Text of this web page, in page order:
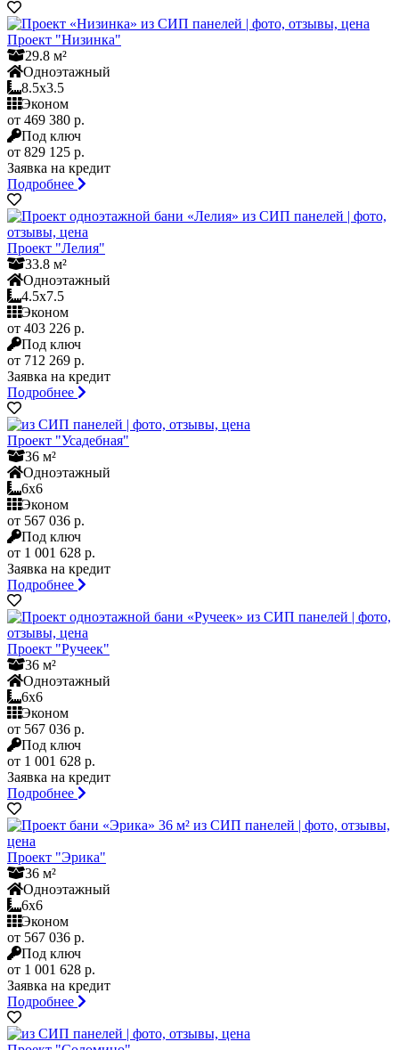
Проект "Низинка"
29.8 м²
Одноэтажный
8.5x3.5
Эконом
от 469 380 р.
Под ключ
от 829 125 р.
Заявка на кредит
Подробнее
Проект "Лелия"
33.8 м²
Одноэтажный
4.5x7.5
Эконом
от 403 226 р.
Под ключ
от 712 269 р.
Заявка на кредит
Подробнее
Проект "Усадебная"
36 м²
Одноэтажный
6x6
Эконом
от 567 036 р.
Под ключ
от 1 001 628 р.
Заявка на кредит
Подробнее
Проект "Ручеек"
36 м²
Одноэтажный
6x6
Эконом
от 567 036 р.
Под ключ
от 1 001 628 р.
Заявка на кредит
Подробнее
Проект "Эрика"
36 м²
Одноэтажный
6x6
Эконом
от 567 036 р.
Под ключ
от 1 001 628 р.
Заявка на кредит
Подробнее